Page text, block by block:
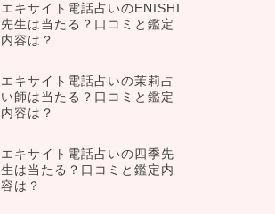
エキサイト電話占いのENISHI
先生は当たる？口コミと鑑定
内容は？
エキサイト電話占いの茉莉占
い師は当たる？口コミと鑑定
内容は？
エキサイト電話占いの四季先
生は当たる？口コミと鑑定内
容は？